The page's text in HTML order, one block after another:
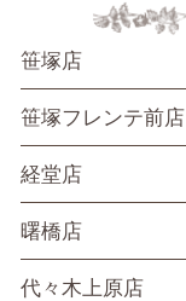
笹塚店
笹塚フレンテ前店
経堂店
曙橋店
代々木上原店